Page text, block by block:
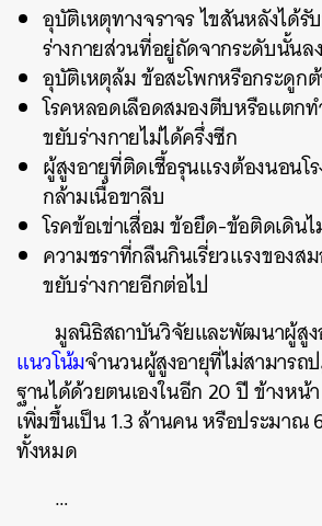
อุบัติเหตุทางจราจร ไขสันหลังได้รั
ร่างกายส่วนที่อยู่ถัดจากระดับนั้นล
อุบัติเหตุล้ม ข้อสะโพกหรือกระดูก
โรคหลอดเลือดสมองตีบหรือแตก
ขยับร่างกายไม่ได้ครึ่งซีก
ผู้สูงอายุที่ติดเชื้อรุนแรงต้องนอนโ
กล้ามเนื้อขาลีบ
โรคข้อเข่าเสื่อม ข้อยึด-ข้อติดเดิน
ความชราที่กลืนกินเรี่ยวแรงของส
ขยับร่างกายอีกต่อไป
มูลนิธิสถาบันวิจัยและพัฒนาผู้สูง
แนวโน้มจำนวนผู้สูงอายุที่ไม่สามาร
ฐานได้ด้วยตนเองในอีก 20 ปี ข้างหน้
เพิ่มขึ้นเป็น 1.3 ล้านคน หรือประมาณ
ทั้งหมด
…